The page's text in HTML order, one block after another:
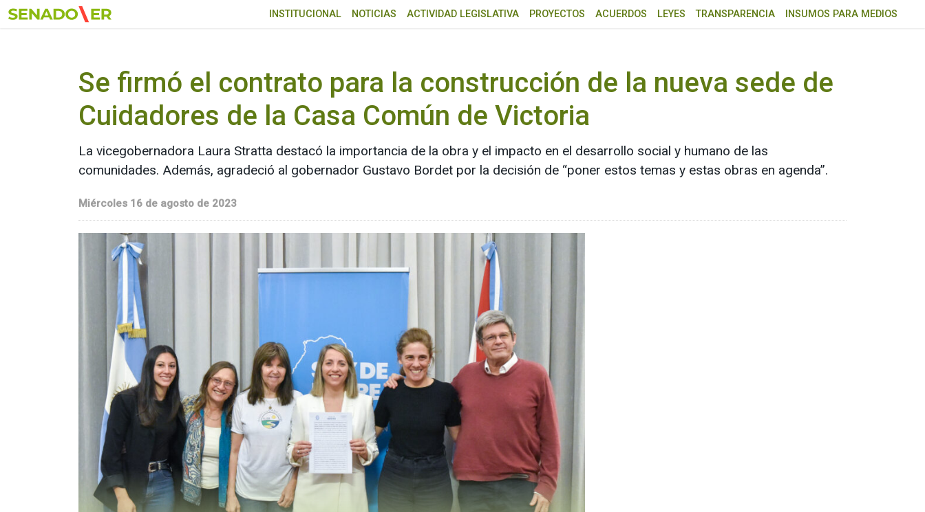
Ir al menú principal
INSTITUCIONAL NOTICIAS ACTIVIDAD LEGISLATIVA PROYECTOS ACUERDOS LEYES TRANSPARENCIA INSUMOS PARA MEDIOS
Se firmó el contrato para la construcción de la nueva sede de
Cuidadores de la Casa Común de Victoria
La vicegobernadora Laura Stratta destacó la importancia de la obra y el impacto en el desarrollo social y humano de las
comunidades. Además, agradeció al gobernador Gustavo Bordet por la decisión de “poner estos temas y estas obras en agenda”.
Miércoles 16 de agosto de 2023